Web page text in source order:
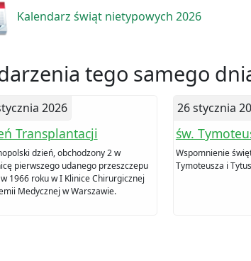
Kalendarz świąt nietypowych 2026
tego samego
2026
Transplantacji
dzień, obchodzony 2 w
pierwszego udanego przeszczepu
1966 roku w I Klinice Chirurgicznej
Medycznej w Warszawie.
26 stycznia
św.
Wspomnienie
Tymoteusza i